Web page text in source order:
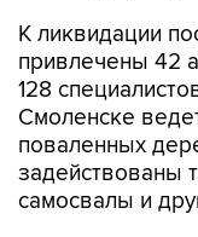
К ликвидации
привлечены 42
128
Смоленске
поваленных
задействованы
самосвалы и